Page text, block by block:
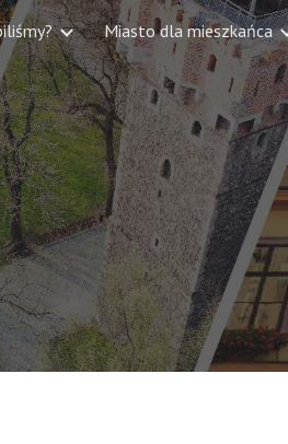
to navigationMiasto dla mieszkańca